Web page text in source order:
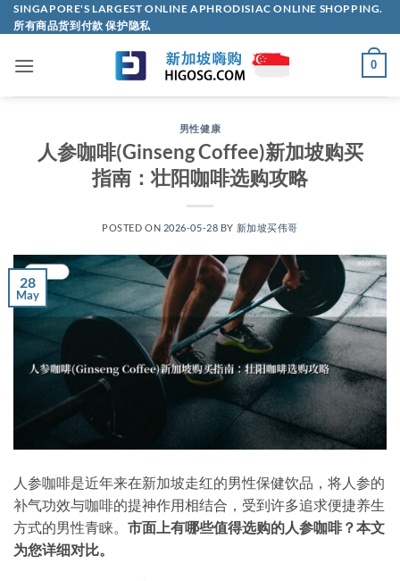
Skip
to
SINGAPORE'S LARGEST ONLINE APHRODISIAC ONLINE SHOPPING.
所有商品货到付款 保护隐私
0
男性健康
人参咖啡(Ginseng Coffee)新加坡购买
指南：壮阳咖啡选购攻略
POSTED ON 2026-05-28 BY 新加坡买伟哥
28
May
人参咖啡是近年来在新加坡走红的男性保健饮品，将人参的
补气功效与咖啡的提神作用相结合，受到许多追求便捷养生
方式的男性青睐。 市面上有哪些值得选购的人参咖啡？本文
为您详细对比。